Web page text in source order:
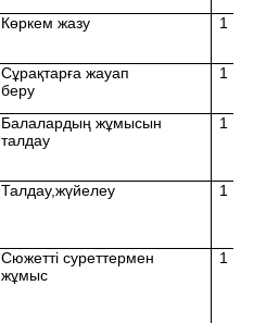
Көркем жазу 1
Сұрақтарға жауап
беру
1
Балалардың жұмысын
талдау
1
Талдау,жүйелеу 1
Сюжетті суреттермен
жұмыс
1